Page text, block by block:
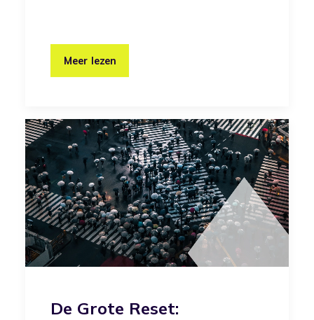
Meer lezen
De Grote Reset: